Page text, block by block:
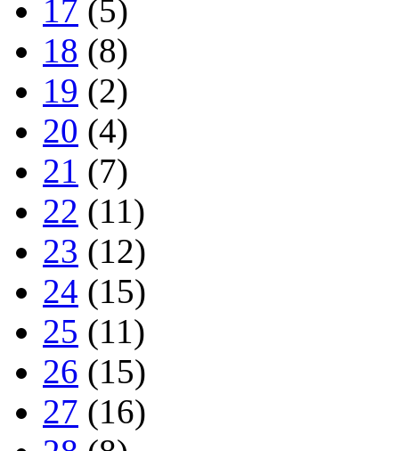
17 (5)
18 (8)
19 (2)
20 (4)
21 (7)
22 (11)
23 (12)
24 (15)
25 (11)
26 (15)
27 (16)